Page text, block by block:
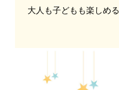
大人も子どもも楽しめ